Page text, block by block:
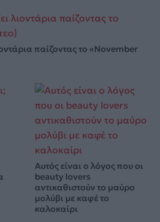
παίζοντας το «November
Αυτός είναι ο λόγος που οι
beauty lovers
αντικαθιστούν το μαύρο
μολύβι με καφέ το
καλοκαίρι